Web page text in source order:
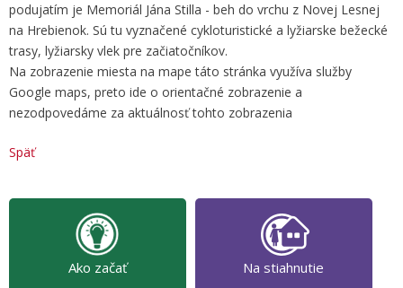
podujatím je Memoriál Jána Stilla - beh do vrchu z Novej Lesnej
na Hrebienok. Sú tu vyznačené cykloturistické a lyžiarske bežecké
trasy, lyžiarsky vlek pre začiatočníkov.
Na zobrazenie miesta na mape táto stránka využíva služby
Google maps, preto ide o orientačné zobrazenie a
nezodpovedáme za aktuálnosť tohto zobrazenia
Späť
Ako začať Na stiahnutie